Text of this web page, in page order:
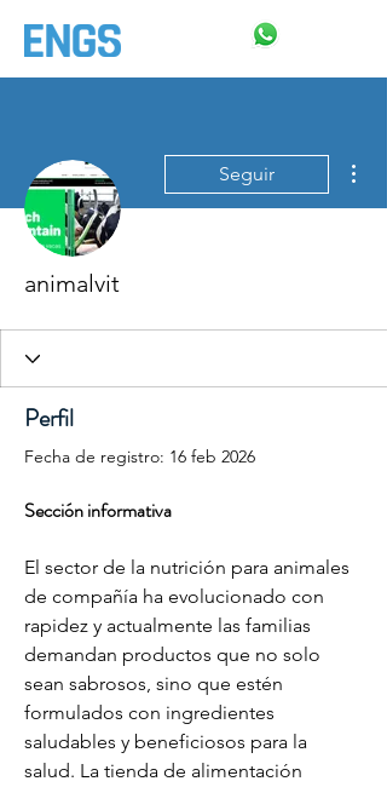
Seguir
animalvit
Perfil
Fecha de registro: 16 feb 2026
Sección informativa
El sector de la nutrición para animales
de compañía ha evolucionado con
rapidez y actualmente las familias
demandan productos que no solo
sean sabrosos, sino que estén
formulados con ingredientes
saludables y beneficiosos para la
salud. La tienda de alimentación